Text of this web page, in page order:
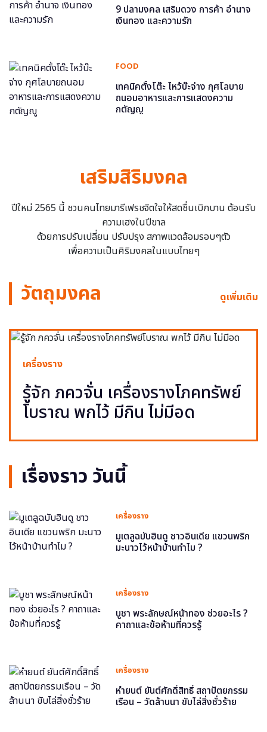
9 ปลามงคล เสริมดวง การค้า อำนาจ
เงินทอง และความรัก
FOOD
เทคนิคตั้งโต๊ะ ไหว้บ๊ะจ่าง กุศโลบาย
ถนอมอาหารและการแสดงความ
กตัญญู
เสริมสิริมงคล
ปีใหม่ 2565 นี้ ชวนคนไทยมารีเฟรชจิตใจให้สดชื่นเบิกบาน ต้อนรับ
ความเฮงในปีขาล
ด้วยการปรับเปลี่ยน ปรับปรุง สภาพแวดล้อมรอบๆตัว
เพื่อความเป็นศิริมงคลในแบบไทยๆ
วัตถุมงคล ดูเพิ่มเติม
เครื่องราง
รู้จัก ภควจั่น เครื่องรางโภคทรัพย์
โบราณ พกไว้ มีกิน ไม่มีอด
เรื่องราว วันนี้
เครื่องราง
มูเตลูฉบับฮินดู ชาวอินเดีย แขวนพริก
มะนาวไว้หน้าบ้านทำไม ?
เครื่องราง
บูชา พระลักษณ์หน้าทอง ช่วยอะไร ?
คาถาและข้อห้ามที่ควรรู้
เครื่องราง
หำยนต์ ยันต์ศักดิ์สิทธิ์ สถาปัตยกรรม
เรือน – วัดล้านนา ขับไล่สิ่งชั่วร้าย